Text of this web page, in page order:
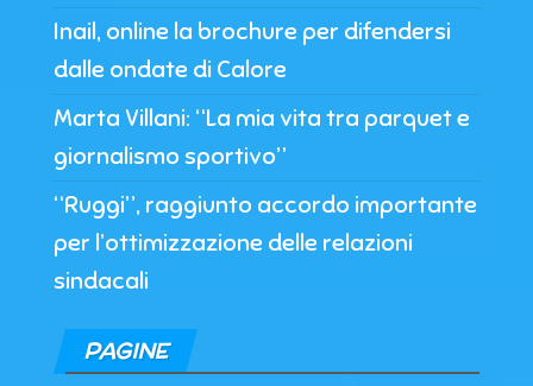
Inail, online la brochure per difendersi
dalle ondate di Calore
Marta Villani: “La mia vita tra parquet e
giornalismo sportivo”
“Ruggi”, raggiunto accordo importante
per l’ottimizzazione delle relazioni
sindacali
PAGINE